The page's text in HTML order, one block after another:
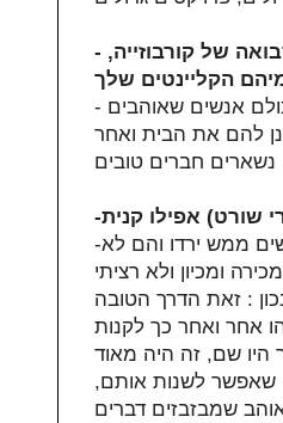
- התקופה ההיא התאפיינה בקליינטים נאורים, משפחת סבואה של קורבוזייה,
- ציירים, פסלים, מורים, עורכי דין, סוחרים, קבלנים. כולם אנשים שאוהבים
להם את הבית ואחר
-הבית היה של משפחת חוואים. במשך שנתיים מחירי הכבשים ממש ירדו והם לא
ומכיון ולא רציתי
: זאת הדרך הטובה
אחר ואחר כך לקנות
היו שם, זה היה מאוד
שאפשר לשנות אותם,